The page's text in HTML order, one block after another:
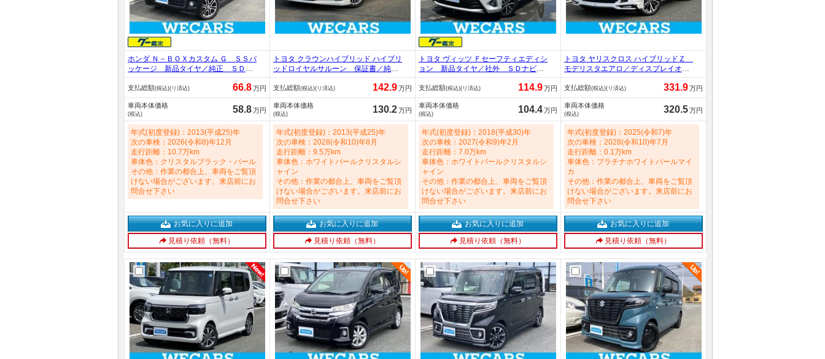
ホンダ Ｎ－ＢＯＸカスタム Ｇ ＳＳパ
ッケージ 新品タイヤ／純正 ＳＤナ
ビ／両側電動スライドドア／ヘッドラ
ンプ ＨＩＤ／Ｂｌｕｅｔｏｏｔｈ接
続／ＥＴＣ／ＥＢＤ付ＡＢＳ／横滑り
防止装置／アイドリングストップ／フ
ルセグＴＶ／ＤＶＤ／衝突安全ボディ
660cc
トヨタ クラウンハイブリッド ハイブリ
ッドロイヤルサルーン 保証書／純
正 ＳＤナビ／シートヒーター／ヘッ
ドランプ ＨＩＤ／Ｂｌｕｅｔｏｏｔ
ｈ接続／ＥＴＣ／ＥＢＤ付ＡＢＳ／横
滑り防止装置／アイドリングストップ
／クルーズコントロール／バックモニ
ター 2500cc
トヨタ ヴィッツ Ｆセーフティエディシ
ョン 新品タイヤ／社外 ＳＤナビ／
トヨタセーフティセンス／車線逸脱防
止支援システム／ヘッドランプ ＬＥ
Ｄ／Ｂｌｕｅｔｏｏｔｈ接続／ＥＴＣ
／ＥＢＤ付ＡＢＳ／横滑り防止装置／
アイドリングストップ 1300cc
トヨタ ヤリスクロス ハイブリッドＺ
モデリスタエアロ／ディスプレイオー
ディオ＋ナビ／トヨタセーフティセン
ス／シートヒーター 前席／パノラミ
ックビューモニター／車線逸脱防止支
援システム／ヘッドランプ ＬＥＤ 15
00cc
支払総額(税込)(リ済込) 66.8万円 支払総額(税込)(リ済込) 142.9万円 支払総額(税込)(リ済込) 114.9万円 支払総額(税込)(リ済込) 331.9万円
車両本体価格
(税込) 58.8万円
車両本体価格
(税込) 130.2万円
車両本体価格
(税込) 104.4万円
車両本体価格
(税込) 320.5万円
年式(初度登録)：2013(平成25)年
次の車検：2026(令和8)年12月
走行距離：10.7万km
車体色：クリスタルブラック・パール
その他：作業の都合上、車両をご覧頂
けない場合がございます。来店前にお
問合せ下さい
年式(初度登録)：2013(平成25)年
次の車検：2028(令和10)年8月
走行距離：9.5万km
車体色：ホワイトパールクリスタルシ
ャイン
その他：作業の都合上、車両をご覧頂
けない場合がございます。来店前にお
問合せ下さい
年式(初度登録)：2018(平成30)年
次の車検：2027(令和9)年2月
走行距離：7.0万km
車体色：ホワイトパールクリスタルシ
ャイン
その他：作業の都合上、車両をご覧頂
けない場合がございます。来店前にお
問合せ下さい
年式(初度登録)：2025(令和7)年
次の車検：2028(令和10)年7月
走行距離：0.1万km
車体色：プラチナホワイトパールマイ
カ
その他：作業の都合上、車両をご覧頂
けない場合がございます。来店前にお
問合せ下さい
お気に入りに追加
見積り依頼（無料）
お気に入りに追加
見積り依頼（無料）
お気に入りに追加
見積り依頼（無料）
お気に入りに追加
見積り依頼（無料）